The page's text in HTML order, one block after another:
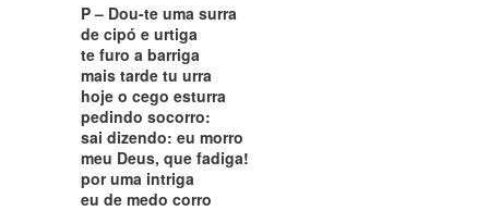
P – Dou-te uma surra
de cipó e urtiga
te furo a barriga
mais tarde tu urra
hoje o cego esturra
pedindo socorro:
sai dizendo: eu morro
meu Deus, que fadiga!
por uma intriga
eu de medo corro